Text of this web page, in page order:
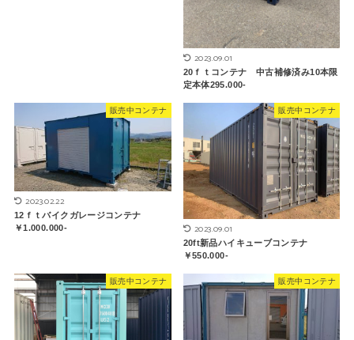
2023.09.01
20ｆｔコンテナ 中古補修済み10本限
定本体295.000-
販売中コンテナ
2023.02.22
12ｆｔバイクガレージコンテナ
￥1.000.000-
販売中コンテナ
2023.09.01
20ft新品ハイキューブコンテナ
￥550.000-
販売中コンテナ 販売中コンテナ